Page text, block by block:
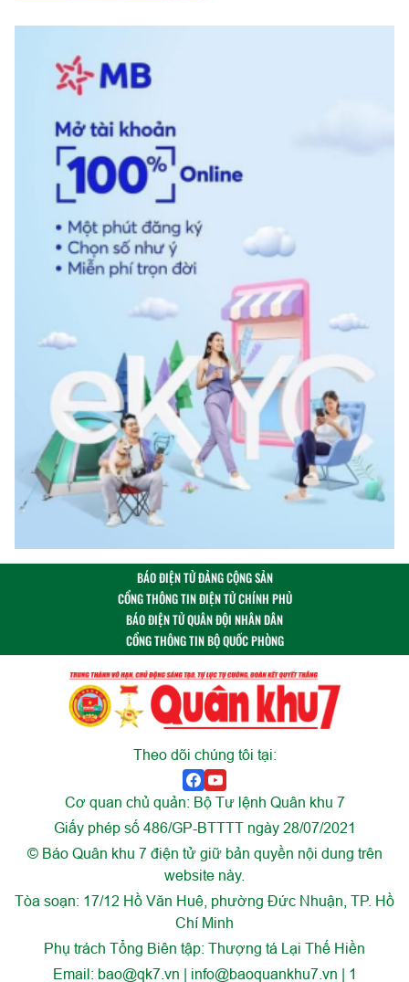
BÁO ĐIỆN TỬ ĐẢNG CỘNG SẢN
CỔNG THÔNG TIN ĐIỆN TỬ CHÍNH PHỦ
BÁO ĐIỆN TỬ QUÂN ĐỘI NHÂN DÂN
CỔNG THÔNG TIN BỘ QUỐC PHÒNG
Theo dõi chúng tôi tại:
Cơ quan chủ quản: Bộ Tư lệnh Quân khu 7
Giấy phép số 486/GP-BTTTT ngày 28/07/2021
© Báo Quân khu 7 điện tử giữ bản quyền nội dung trên
website này.
Tòa soạn: 17/12 Hồ Văn Huê, phường Đức Nhuận, TP. Hồ
Chí Minh
Phụ trách Tổng Biên tập: Thượng tá Lại Thế Hiền
Email: bao@qk7.vn | info@baoquankhu7.vn | 1